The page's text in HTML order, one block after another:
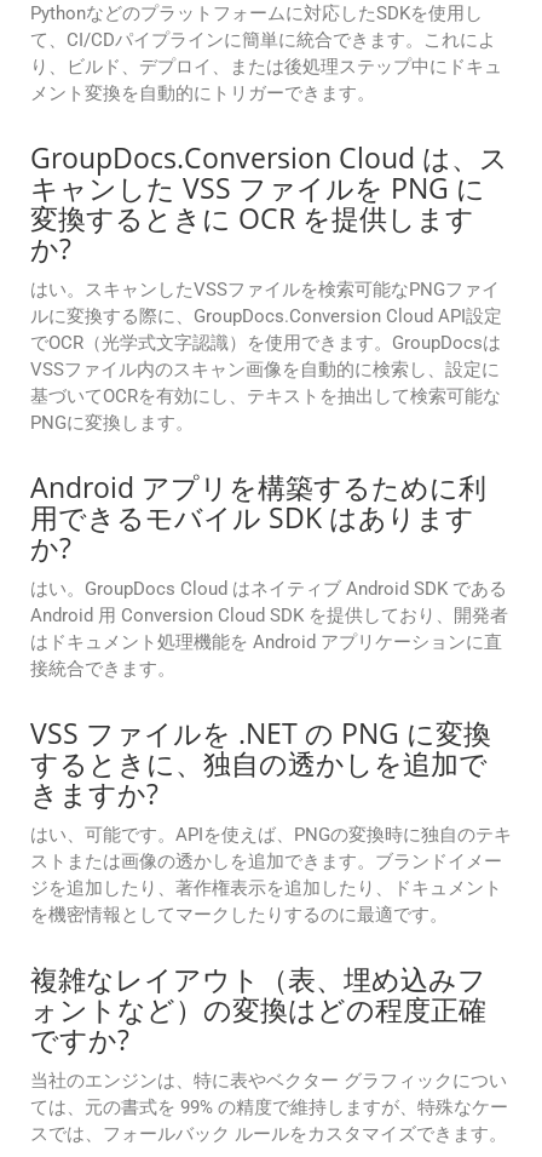
Pythonなどのプラットフォームに対応したSDKを使用し
て、CI/CDパイプラインに簡単に統合できます。これによ
り、ビルド、デプロイ、または後処理ステップ中にドキュ
メント変換を自動的にトリガーできます。
GroupDocs.Conversion Cloud は、ス
キャンした VSS ファイルを PNG に
変換するときに OCR を提供します
か?
はい。スキャンしたVSSファイルを検索可能なPNGファイ
ルに変換する際に、GroupDocs.Conversion Cloud API設定
でOCR（光学式文字認識）を使用できます。GroupDocsは
VSSファイル内のスキャン画像を自動的に検索し、設定に
基づいてOCRを有効にし、テキストを抽出して検索可能な
PNGに変換します。
Android アプリを構築するために利
用できるモバイル SDK はあります
か?
はい。GroupDocs Cloud はネイティブ Android SDK である
Android 用 Conversion Cloud SDK を提供しており、開発者
はドキュメント処理機能を Android アプリケーションに直
接統合できます。
VSS ファイルを .NET の PNG に変換
するときに、独自の透かしを追加で
きますか?
はい、可能です。APIを使えば、PNGの変換時に独自のテキ
ストまたは画像の透かしを追加できます。ブランドイメー
ジを追加したり、著作権表示を追加したり、ドキュメント
を機密情報としてマークしたりするのに最適です。
複雑なレイアウト（表、埋め込みフ
ォントなど）の変換はどの程度正確
ですか?
当社のエンジンは、特に表やベクター グラフィックについ
ては、元の書式を 99% の精度で維持しますが、特殊なケー
スでは、フォールバック ルールをカスタマイズできます。